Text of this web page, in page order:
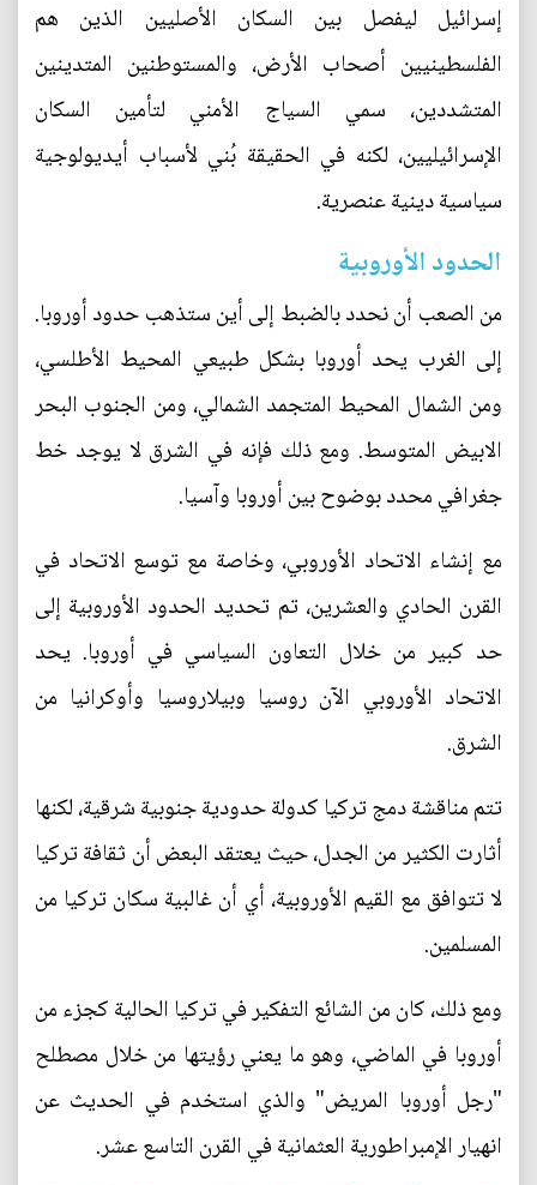
إسرائيل ليفصل بين السكان الأصليين الذين هم
الفلسطينيين أصحاب الأرض، والمستوطنين المتدينين
المتشددين، سمي السياج الأمني لتأمين السكان
الإسرائيليين، لكنه في الحقيقة بُني لأسباب أيديولوجية
سياسية دينية عنصرية.
الحدود الأوروبية
من الصعب أن نحدد بالضبط إلى أين ستذهب حدود أوروبا.
إلى الغرب يحد أوروبا بشكل طبيعي المحيط الأطلسي،
ومن الشمال المحيط المتجمد الشمالي، ومن الجنوب البحر
الابيض المتوسط. ومع ذلك فإنه في الشرق لا يوجد خط
جغرافي محدد بوضوح بين أوروبا وآسيا.
مع إنشاء الاتحاد الأوروبي، وخاصة مع توسع الاتحاد في
القرن الحادي والعشرين، تم تحديد الحدود الأوروبية إلى
حد كبير من خلال التعاون السياسي في أوروبا. يحد
الاتحاد الأوروبي الآن روسيا وبيلاروسيا وأوكرانيا من
الشرق.
تتم مناقشة دمج تركيا كدولة حدودية جنوبية شرقية، لكنها
أثارت الكثير من الجدل، حيث يعتقد البعض أن ثقافة تركيا
لا تتوافق مع القيم الأوروبية، أي أن غالبية سكان تركيا من
المسلمين.
ومع ذلك، كان من الشائع التفكير في تركيا الحالية كجزء من
أوروبا في الماضي، وهو ما يعني رؤيتها من خلال مصطلح
"رجل أوروبا المريض" والذي استخدم في الحديث عن
انهيار الإمبراطورية العثمانية في القرن التاسع عشر.